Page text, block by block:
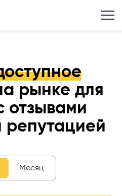
рынке для
отзывами
репутацией
Месяц